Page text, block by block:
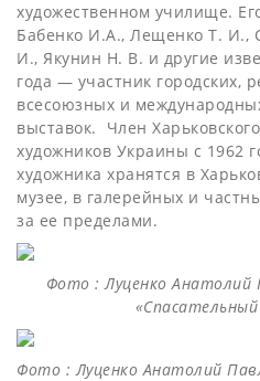
художественном училище.
Бабенко И.А., Лещенко Т. И.,
И., Якунин Н. В. и другие
года — участник городских,
всесоюзных и
выставок. Член
художников Украины с 1962
художника хранятся в
музее, в галерейных и
за ее пределами.
Фото : Луценко Анатолий
«Спасательный
Фото : Луценко Анатолий